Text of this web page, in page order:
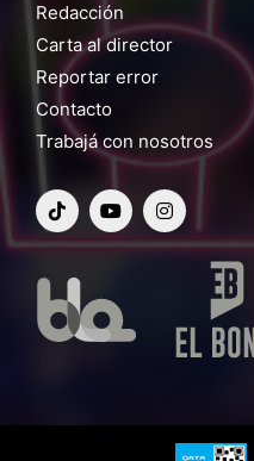
Redacción
Carta al director
Reportar error
Contacto
Trabajá con nosotros